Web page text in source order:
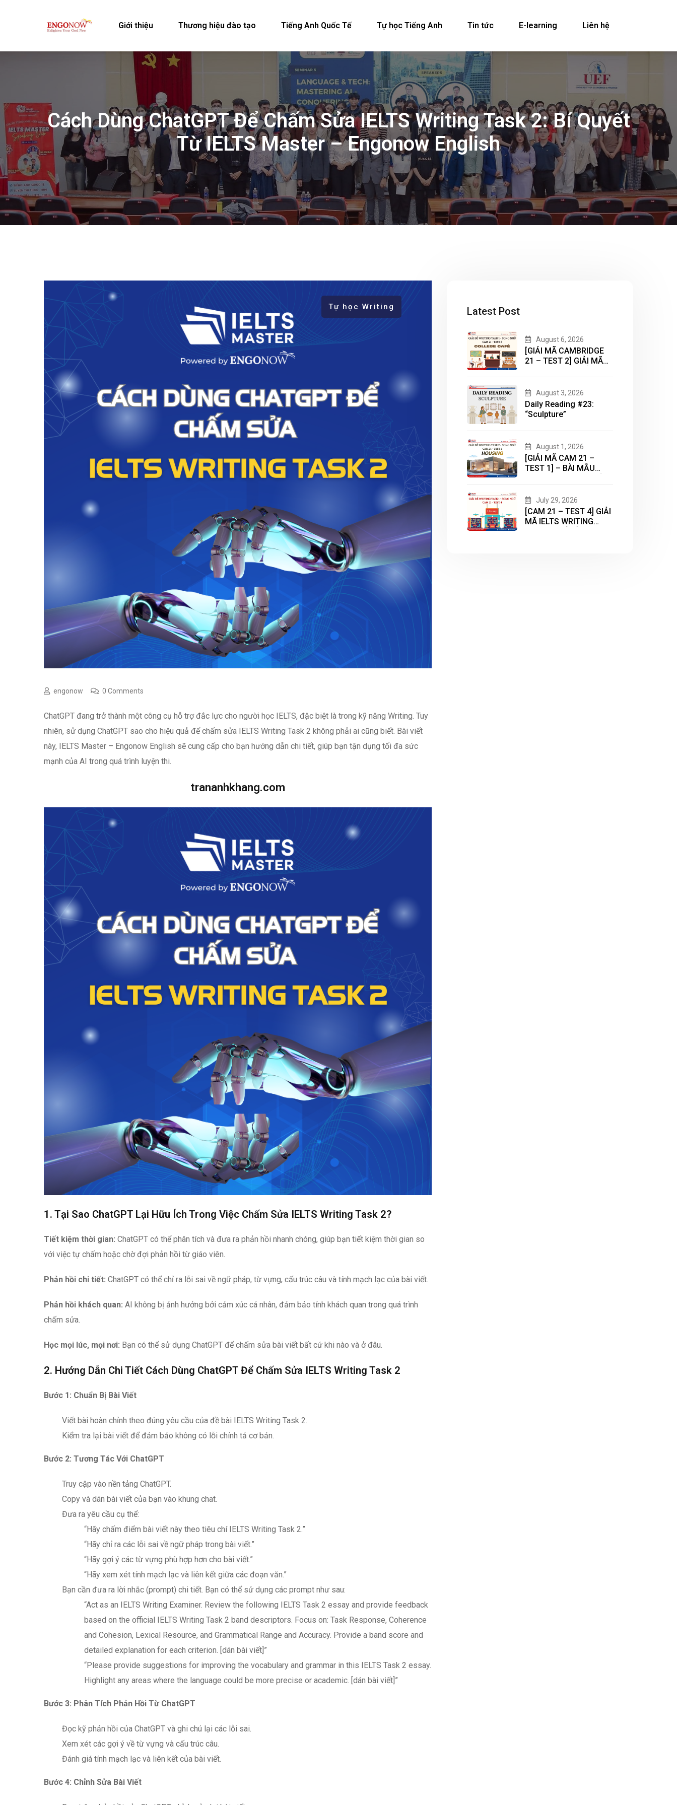
Giới thiệu Thương hiệu đào tạo Tiếng Anh Quốc Tế Tự học Tiếng Anh Tin tức E-learning Liên hệ
Cách Dùng ChatGPT Để Chấm Sửa IELTS Writing Task 2: Bí Quyết
Từ IELTS Master – Engonow English
Tự học Writing
engonow 0 Comments
ChatGPT đang trở thành một công cụ hỗ trợ đắc lực cho người học IELTS, đặc biệt là trong kỹ năng Writing. Tuy
nhiên, sử dụng ChatGPT sao cho hiệu quả để chấm sửa IELTS Writing Task 2 không phải ai cũng biết. Bài viết
này, IELTS Master – Engonow English sẽ cung cấp cho bạn hướng dẫn chi tiết, giúp bạn tận dụng tối đa sức
mạnh của AI trong quá trình luyện thi.
trananhkhang.com
1. Tại Sao ChatGPT Lại Hữu Ích Trong Việc Chấm Sửa IELTS Writing Task 2?
Tiết kiệm thời gian: ChatGPT có thể phân tích và đưa ra phản hồi nhanh chóng, giúp bạn tiết kiệm thời gian so
với việc tự chấm hoặc chờ đợi phản hồi từ giáo viên.
Phản hồi chi tiết: ChatGPT có thể chỉ ra lỗi sai về ngữ pháp, từ vựng, cấu trúc câu và tính mạch lạc của bài viết.
Phản hồi khách quan: AI không bị ảnh hưởng bởi cảm xúc cá nhân, đảm bảo tính khách quan trong quá trình
chấm sửa.
Học mọi lúc, mọi nơi: Bạn có thể sử dụng ChatGPT để chấm sửa bài viết bất cứ khi nào và ở đâu.
2. Hướng Dẫn Chi Tiết Cách Dùng ChatGPT Để Chấm Sửa IELTS Writing Task 2
Bước 1: Chuẩn Bị Bài Viết
Viết bài hoàn chỉnh theo đúng yêu cầu của đề bài IELTS Writing Task 2.
Kiểm tra lại bài viết để đảm bảo không có lỗi chính tả cơ bản.
Bước 2: Tương Tác Với ChatGPT
Truy cập vào nền tảng ChatGPT.
Copy và dán bài viết của bạn vào khung chat.
Đưa ra yêu cầu cụ thể:
“Hãy chấm điểm bài viết này theo tiêu chí IELTS Writing Task 2.”
“Hãy chỉ ra các lỗi sai về ngữ pháp trong bài viết.”
“Hãy gợi ý các từ vựng phù hợp hơn cho bài viết.”
“Hãy xem xét tính mạch lạc và liên kết giữa các đoạn văn.”
Bạn cần đưa ra lời nhắc (prompt) chi tiết. Bạn có thể sử dụng các prompt như sau:
“Act as an IELTS Writing Examiner. Review the following IELTS Task 2 essay and provide feedback
based on the official IELTS Writing Task 2 band descriptors. Focus on: Task Response, Coherence
and Cohesion, Lexical Resource, and Grammatical Range and Accuracy. Provide a band score and
detailed explanation for each criterion. [dán bài viết]”
“Please provide suggestions for improving the vocabulary and grammar in this IELTS Task 2 essay.
Highlight any areas where the language could be more precise or academic. [dán bài viết]”
Bước 3: Phân Tích Phản Hồi Từ ChatGPT
Đọc kỹ phản hồi của ChatGPT và ghi chú lại các lỗi sai.
Xem xét các gợi ý về từ vựng và cấu trúc câu.
Đánh giá tính mạch lạc và liên kết của bài viết.
Bước 4: Chỉnh Sửa Bài Viết
Latest Post
August 6, 2026
[GIẢI MÃ CAMBRIDGE
21 – TEST 2] GIẢI MÃ
MASTER – ENGONOW
ENGLISH
August 3, 2026
Daily Reading #23:
“Sculpture”
August 1, 2026
[GIẢI MÃ CAM 21 –
TEST 1] – BÀI MẪU
July 29, 2026
[CAM 21 – TEST 4] GIẢI
MÃ IELTS WRITING